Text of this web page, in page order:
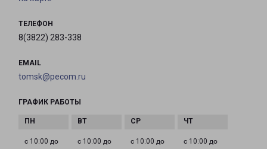
ТЕЛЕФОН
8(3822) 283-338
EMAIL
tomsk@pecom.ru
ГРАФИК РАБОТЫ
с 10:00 до
с 10:00 до
с 10:00 до
с 10:00 до